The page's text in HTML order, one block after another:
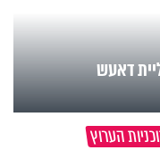
דאעש
הערוץ